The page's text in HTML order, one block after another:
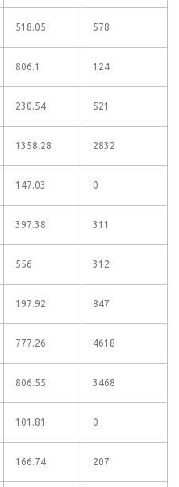
518.05 578
806.1 124
230.54 521
1358.28 2832
147.03 0
397.38 311
556 312
197.92 847
777.26 4618
806.55 3468
101.81 0
166.74 207